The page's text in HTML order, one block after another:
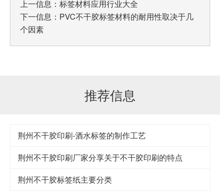
上一信息： 标签材料应用行业大全
下一信息： PVC不干胶标签材料的耐用性取决于几
个因素
推荐信息
荆州不干胶印刷-酒水标签的制作工艺
荆州不干胶印刷厂家分享关于不干胶印刷的特点
荆州不干胶标签纸主要分类